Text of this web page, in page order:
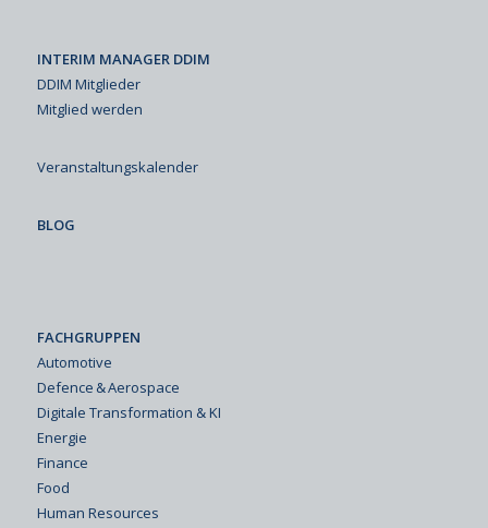
INTERIM MANAGER DDIM
DDIM Mitglieder
Mitglied werden
Veranstaltungskalender
BLOG
FACHGRUPPEN
Automotive
Defence & Aerospace
Digitale Transformation & KI
Energie
Finance
Food
Human Resources